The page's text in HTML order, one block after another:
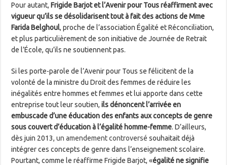
Pour autant,Frigide Barjot et l’Avenir pour Tous réaffirment avec
vigueur qu’ils se désolidarisent tout à fait des actions de Mme
Farida Belghoul, proche de l’association Égalité et Réconciliation,
et plus particulièrement de son initiative de Journée de Retrait
de l’École, qu’ils ne soutiennent pas.
Si les porte-parole de l’Avenir pour Tous se félicitent de la
volonté de la ministre du Droit des femmes de réduire les
inégalités entre hommes et femmes et lui apporte dans cette
entreprise tout leur soutien,ils dénoncent l’arrivée en
embuscade d’une éducation des enfants aux concepts de genre
sous couvert d’éducation à l’égalité homme-femme. D’ailleurs,
dès juin 2013,un amendement controversé souhaitait déjà
intégrer ces concepts de genre dans l’enseignement scolaire.
Pourtant, comme le réaffirme Frigide Barjot, «égalité ne signifie